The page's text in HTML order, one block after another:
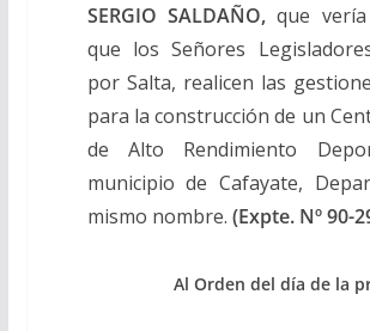
SERGIO SALDAÑO, que
que los Señores
por Salta, realicen las
para la construcción de un
de Alto Rendimiento
municipio de Cafayate,
mismo nombre. (Expte. Nº 90-
Al Orden del día de la